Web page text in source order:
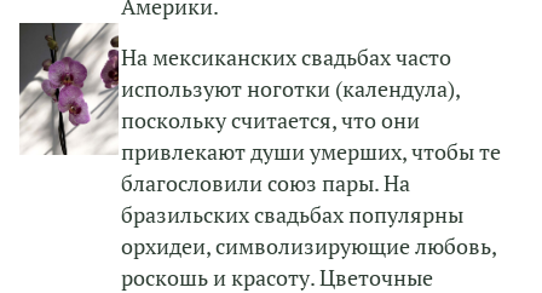
Америки.
На мексиканских свадьбах часто
используют ноготки (календула),
поскольку считается, что они
привлекают души умерших, чтобы те
благословили союз пары. На
бразильских свадьбах популярны
орхидеи, символизирующие любовь,
роскошь и красоту. Цветочные